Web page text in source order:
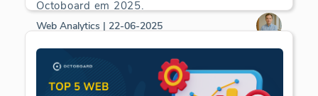
Octoboard em 2025.
Web Analytics | 22-06-2025